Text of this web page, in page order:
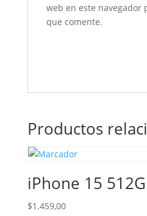
web en este navegador
que comente.
Productos
iPhone 15
$1.459,00